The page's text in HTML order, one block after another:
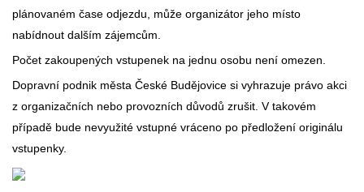
plánovaném čase odjezdu, může organizátor jeho místo
nabídnout dalším zájemcům.
Počet zakoupených vstupenek na jednu osobu není omezen.
Dopravní podnik města České Budějovice si vyhrazuje právo akci
z organizačních nebo provozních důvodů zrušit. V takovém
případě bude nevyužité vstupné vráceno po předložení originálu
vstupenky.